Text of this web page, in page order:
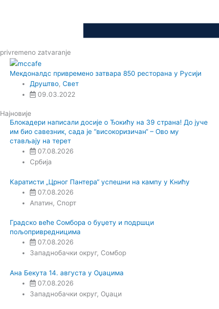
privremeno zatvaranje
Мекдоналдс привремено затвара 850 ресторана у Русији
Друштво,Свет
09.03.2022
Најновије
Блокадери написали досије о Ђокићу на 39 страна! До јуче
им био савезник, сада је “високоризичан“ – Ово му
стављају на терет
07.08.2026
Србија
Каратисти „Црног Пантера“ успешни на кампу у Книћу
07.08.2026
Апатин, Спорт
Градско веће Сомбора о буџету и подршци
пољопривредницима
07.08.2026
Западнобачки округ, Сомбор
Ана Бекута 14. августа у Оџацима
07.08.2026
Западнобачки округ, Оџаци